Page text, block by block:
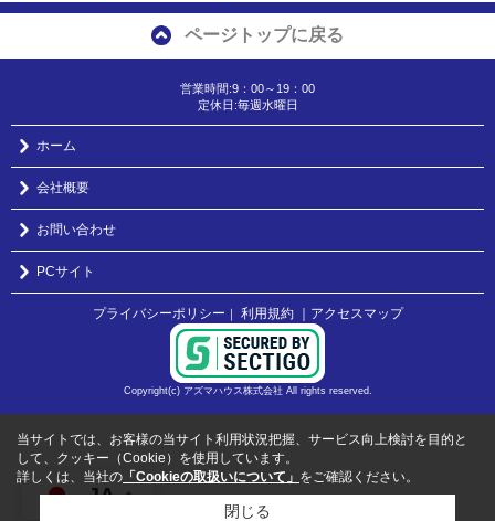
JA
ページトップに戻る
営業時間:9：00～19：00
定休日:毎週水曜日
ホーム
会社概要
お問い合わせ
PCサイト
プライバシーポリシー ｜ 利用規約 ｜アクセスマップ
Copyright(c) アズマハウス株式会社 All rights reserved.
当サイトでは、お客様の当サイト利用状況把握、サービス向上検討を目的と
して、クッキー（Cookie）を使用しています。
詳しくは、当社の 「Cookieの取扱いについて」 をご確認ください。
閉じる